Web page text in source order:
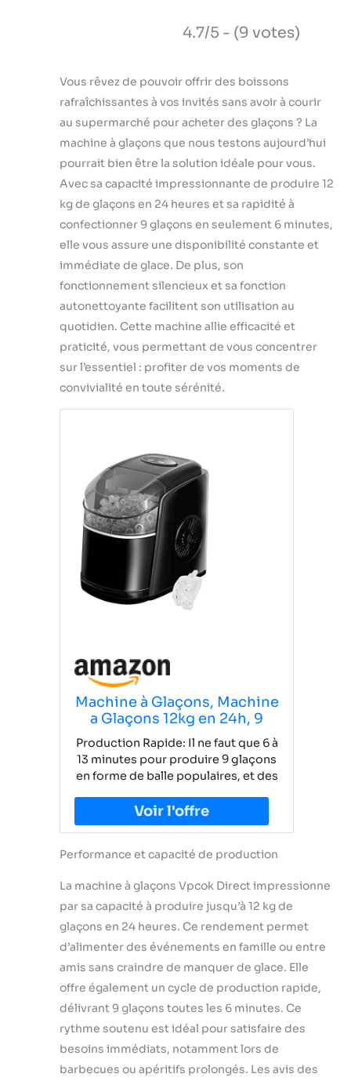
4.7/5 - (9 votes)
Vous rêvez de pouvoir offrir des boissons
rafraîchissantes à vos invités sans avoir à courir
au supermarché pour acheter des glaçons ? La
machine à glaçons que nous testons aujourd’hui
pourrait bien être la solution idéale pour vous.
Avec sa capacité impressionnante de produire 12
kg de glaçons en 24 heures et sa rapidité à
confectionner 9 glaçons en seulement 6 minutes,
elle vous assure une disponibilité constante et
immédiate de glace. De plus, son
fonctionnement silencieux et sa fonction
autonettoyante facilitent son utilisation au
quotidien. Cette machine allie efficacité et
praticité, vous permettant de vous concentrer
sur l’essentiel : profiter de vos moments de
convivialité en toute sérénité.
Machine à Glaçons, Machine
a Glaçons 12kg en 24h, 9
Glaçons par 6 Min, Fenêtre
Panoramique Visible,
Machine à Glace avec Pelle à
Glace et Panie, Silencieuse
avec Fonction
Autonettoyante
Production Rapide: Il ne faut que 6 à
13 minutes pour produire 9 glaçons
en forme de balle populaires, et des
produits chaque jour, de sorte que
vous puissiez obtenir des glaçons
Style à la Mode: La machine à
fenêtre de visualisation
transparente à travers laquelle le
processus de fabrication de glace
peut être surveillé à tout moment.
domestique qui peut être placée
sur la plupart des comptoirs et qui
est également facile à ranger
lorsqu'elle n'est pas utilisée Dureté
produits par les machines à glaçons
ont une dureté élevée et ne fondent
Performance et capacité de production
La machine à glaçons Vpcok Direct impressionne
par sa capacité à produire jusqu’à 12 kg de
glaçons en 24 heures. Ce rendement permet
d’alimenter des événements en famille ou entre
amis sans craindre de manquer de glace. Elle
offre également un cycle de production rapide,
délivrant 9 glaçons toutes les 6 minutes. Ce
rythme soutenu est idéal pour satisfaire des
besoins immédiats, notamment lors de
barbecues ou apéritifs prolongés. Les avis des